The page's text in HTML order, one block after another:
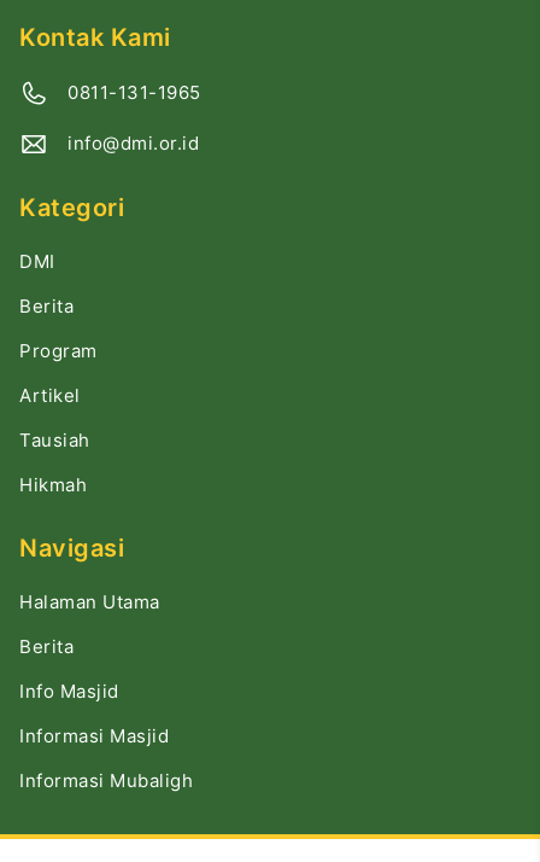
Kontak Kami
0811-131-1965
info@dmi.or.id
Kategori
DMI
Berita
Program
Artikel
Tausiah
Hikmah
Navigasi
Halaman Utama
Berita
Info Masjid
Informasi Masjid
Informasi Mubaligh